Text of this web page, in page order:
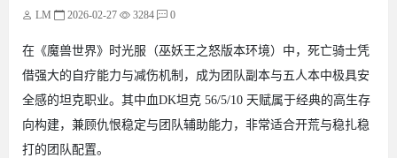
LM 2026-02-27 3284 0
在《魔兽世界》时光服（巫妖王之怒版本环境）中，死亡骑士凭
借强大的自疗能力与减伤机制，成为团队副本与五人本中极具安
全感的坦克职业。其中血DK坦克 56/5/10 天赋属于经典的高生存
向构建，兼顾仇恨稳定与团队辅助能力，非常适合开荒与稳扎稳
打的团队配置。